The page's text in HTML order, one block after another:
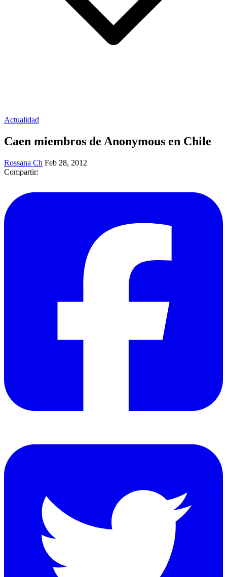
Actualidad
Caen miembros de Anonymous en Chile
Rossana Ch Feb 28, 2012
Compartir: